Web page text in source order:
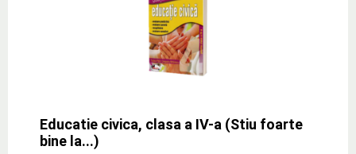
Educatie civica, clasa a IV-a (Stiu foarte
bine la...)